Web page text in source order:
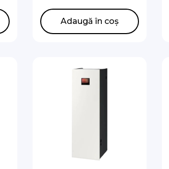
Adaugă în coș